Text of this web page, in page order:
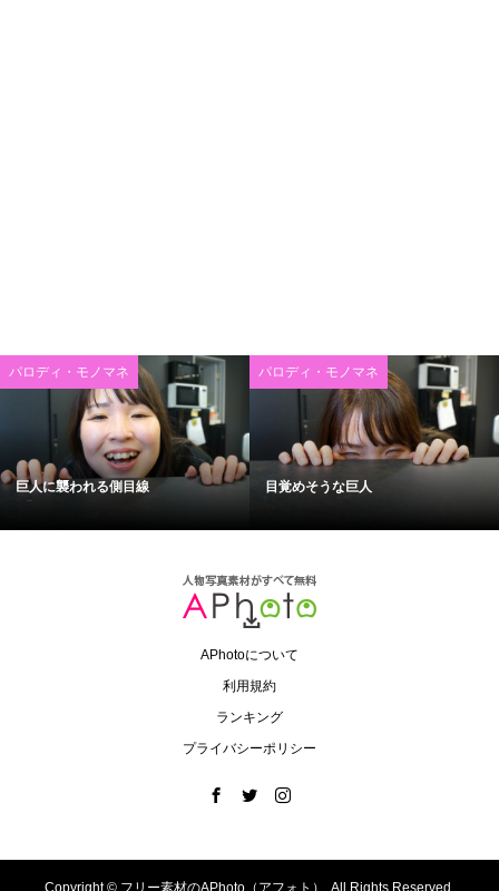
パロディ・モノマネ
巨人に襲われる側目線
パロディ・モノマネ
目覚めそうな巨人
APhotoについて
利用規約
ランキング
プライバシーポリシー